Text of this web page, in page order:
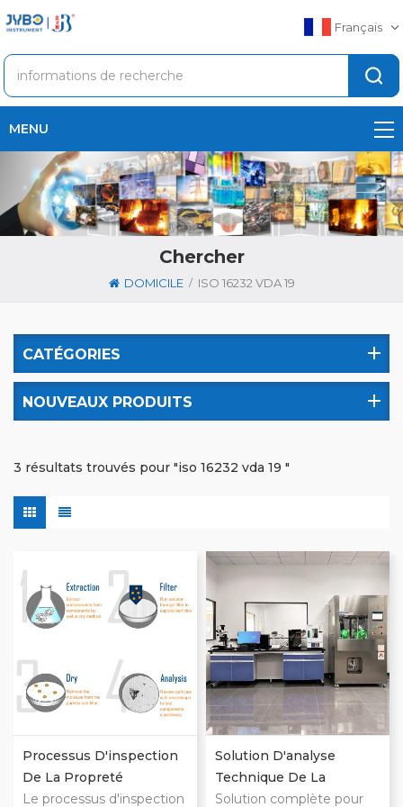
Français
MENU
Chercher
DOMICILE / ISO 16232 VDA 19
CATÉGORIES
NOUVEAUX PRODUITS
3 résultats trouvés pour "iso 16232 vda 19 "
Processus D'inspection
De La Propreté
Technique VDA19.1 Et
Le processus d'inspection
Solution D'analyse
Technique De La
Propreté
Solution complète pour